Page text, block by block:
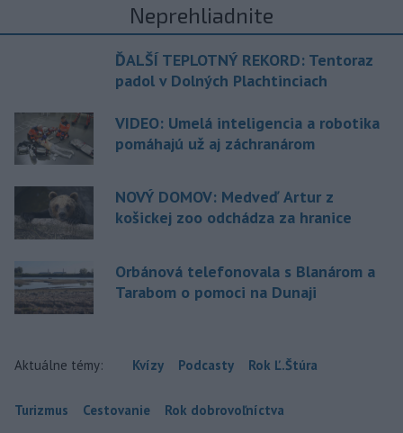
Neprehliadnite
ĎALŠÍ TEPLOTNÝ REKORD: Tentoraz
padol v Dolných Plachtinciach
VIDEO: Umelá inteligencia a robotika
pomáhajú už aj záchranárom
NOVÝ DOMOV: Medveď Artur z
košickej zoo odchádza za hranice
Orbánová telefonovala s Blanárom a
Tarabom o pomoci na Dunaji
Aktuálne témy: Kvízy Podcasty Rok Ľ.Štúra
Turizmus Cestovanie Rok dobrovoľníctva